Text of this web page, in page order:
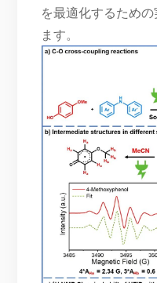
を最適化するため
ます。